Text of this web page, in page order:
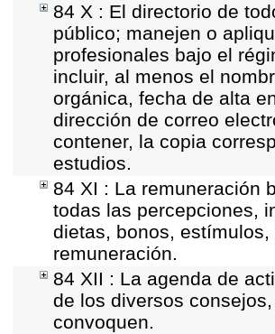
84 X : El directorio de
público; manejen o
profesionales bajo el
incluir, al menos el
orgánica, fecha de alta
dirección de correo
contener, la copia
estudios.
84 XI : La remuneración
todas las percepciones,
dietas, bonos,
remuneración.
84 XII : La agenda de
de los diversos
convoquen.